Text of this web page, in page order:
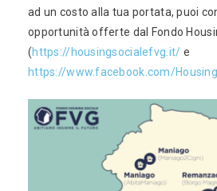
ad un costo alla tua portata, puoi
opportunità offerte dal Fondo
(https://housingsocialefvg.it/ e
https://www.facebook.com/